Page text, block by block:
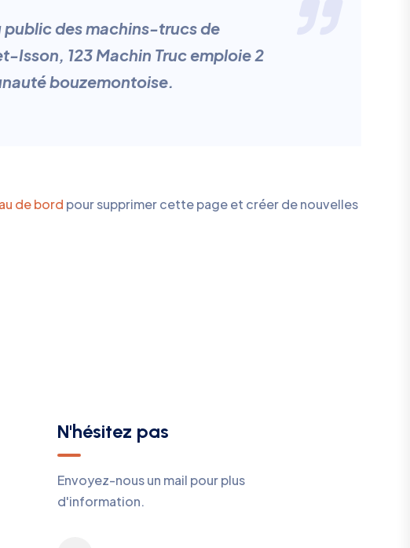
public des machins-trucs de
123 Machin Truc emploie 2
bouzemontoise.
de bord pour supprimer cette page et créer de nouvelles
N'hésitez pas
Envoyez-nous un mail pour plus
d'information.